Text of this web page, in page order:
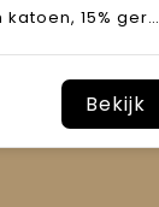
gerecycled polyester.
Bekijk